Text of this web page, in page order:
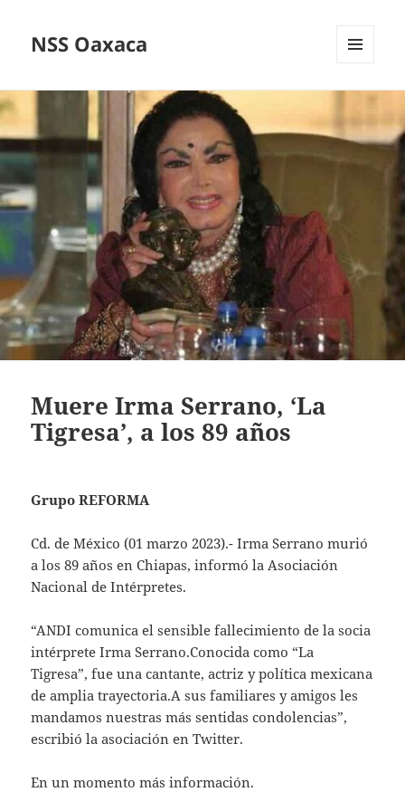
NSS Oaxaca
Muere Irma Serrano, ‘La
Tigresa’, a los 89 años
Grupo REFORMA
Cd. de México (01 marzo 2023).- Irma Serrano murió
a los 89 años en Chiapas, informó la Asociación
Nacional de Intérpretes.
“ANDI comunica el sensible fallecimiento de la socia
intérprete Irma Serrano.Conocida como “La
Tigresa”, fue una cantante, actriz y política mexicana
de amplia trayectoria.A sus familiares y amigos les
mandamos nuestras más sentidas condolencias”,
escribió la asociación en Twitter.
En un momento más información.